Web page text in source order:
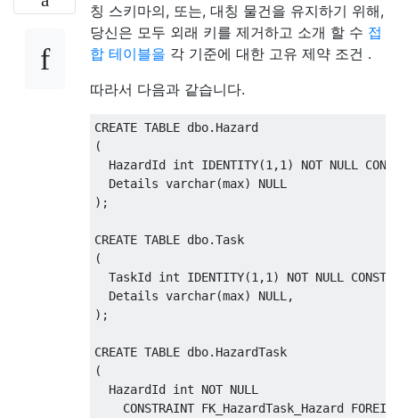
칭 스키마의, 또는, 대칭 물건을 유지하기 위해,
당신은 모두 외래 키를 제거하고 소개 할 수 접
합 테이블을 각 기준에 대한 고유 제약 조건 .
따라서 다음과 같습니다.
CREATE TABLE dbo.
(
  HazardId int
IDENTITY(1 ,1 ) NOT NULL
  Details varchar
(max)
NULL
);
CREATE TABLE dbo.
(
  TaskId int
IDENTITY(1 ,1 ) NOT NULL
  Details varchar
(max) NULL ,
);
CREATE TABLE dbo.
(
  HazardId int
NOT NULL
CONSTRAINT FK_HazardTask_Hazard